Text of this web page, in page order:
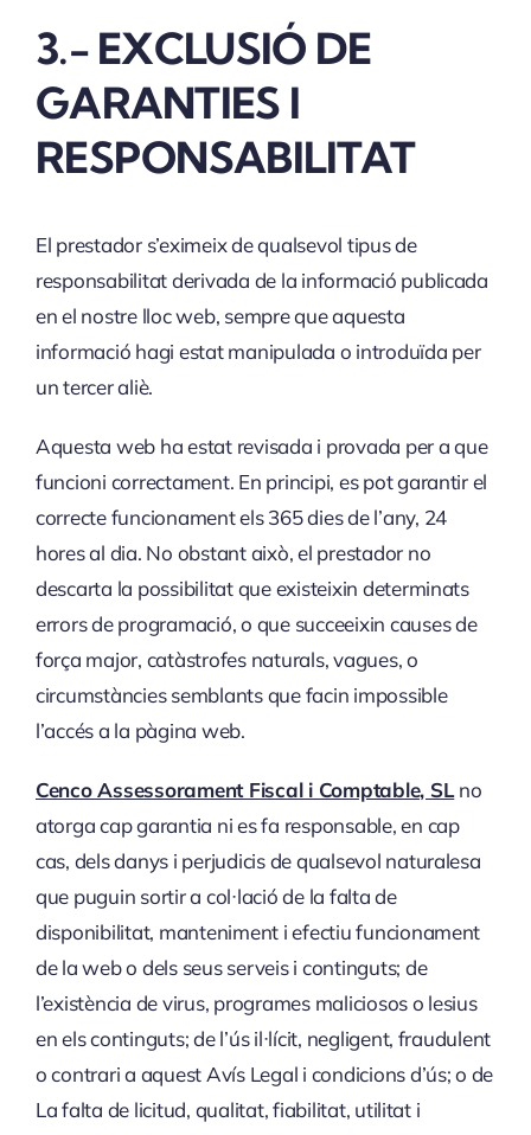
3.- EXCLUSIÓ DE
GARANTIES I
RESPONSABILITAT
El prestador s’eximeix de qualsevol tipus de
responsabilitat derivada de la informació publicada
en el nostre lloc web, sempre que aquesta
informació hagi estat manipulada o introduïda per
un tercer aliè.
Aquesta web ha estat revisada i provada per a que
funcioni correctament. En principi, es pot garantir el
correcte funcionament els 365 dies de l’any, 24
hores al dia. No obstant això, el prestador no
descarta la possibilitat que existeixin determinats
errors de programació, o que succeeixin causes de
força major, catàstrofes naturals, vagues, o
circumstàncies semblants que facin impossible
l’accés a la pàgina web.
Cenco Assessorament Fiscal i Comptable, SLno
atorga cap garantia ni es fa responsable, en cap
cas, dels danys i perjudicis de qualsevol naturalesa
que puguin sortir a col·lació de la falta de
disponibilitat, manteniment i efectiu funcionament
de la web o dels seus serveis i continguts; de
l’existència de virus, programes maliciosos o lesius
en els continguts; de l’ús il·lícit, negligent, fraudulent
o contrari a aquest Avís Legal i condicions d’ús; o de
La falta de licitud, qualitat, fiabilitat, utilitat i